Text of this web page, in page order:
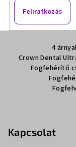
Feliratkozás
4
Crown Dental
Fogfehérítő
Kapcsolat